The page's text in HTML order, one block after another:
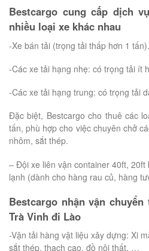
Bestcargo cung cấp dịch
nhiều loại xe khác nhau
-Xe bán tải (trọng tải thấp hơn 1 tấn).
-Các xe tải hạng nhẹ: có trọng tải ít
-Các xe tải hạng trung: có trọng tải
Đặc biệt, Bestcargo cho thuê các
tấn, phù hợp cho việc chuyên chở
nhôm, sắt thép.
– Đội xe liên vận container 40ft,
lạnh (dành cho hàng rau củ, hàng
Bestcargo nhận vận
Trà Vinh đi Lào
-Vận tải hàng vật liệu xây dựng: Xi
sắt thép, thạch cao, đồ nội thất, …